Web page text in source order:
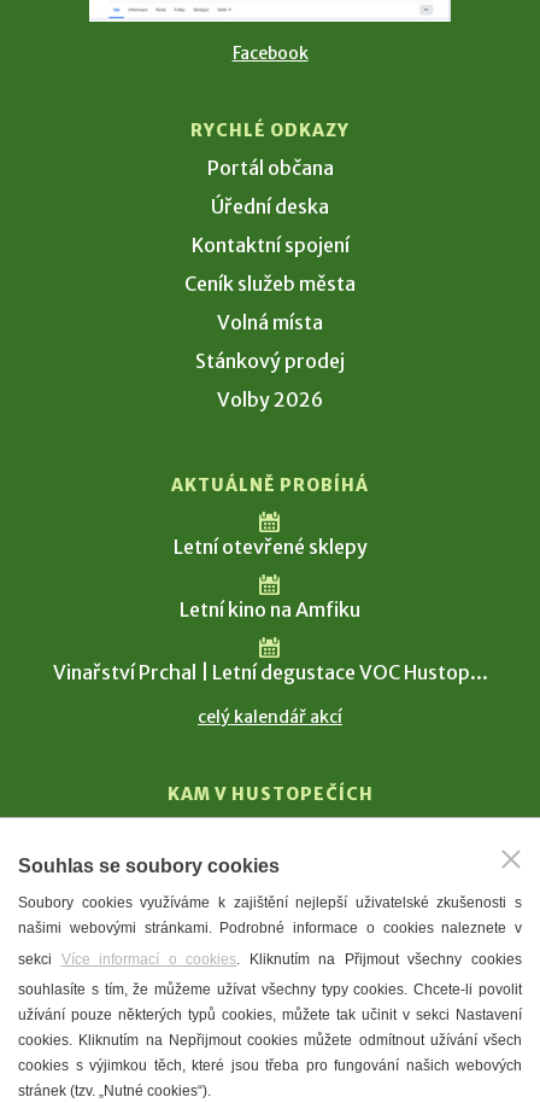
Facebook
RYCHLÉ ODKAZY
Portál občana
Úřední deska
Kontaktní spojení
Ceník služeb města
Volná místa
Stánkový prodej
Volby 2026
AKTUÁLNĚ PROBÍHÁ
Letní otevřené sklepy
Letní kino na Amfiku
Vinařství Prchal | Letní degustace VOC Hustop...
celý kalendář akcí
KAM V HUSTOPEČÍCH
T. G. Masaryk
Mandloně
Ubytování
Restaurace
Městské muzeum a galerie
Denní meníčka
Souhlas se soubory cookies
Soubory cookies využíváme k zajištění nejlepší uživatelské zkušenosti s
našimi webovými stránkami. Podrobné informace o cookies naleznete v
sekci Více informací o cookies. Kliknutím na Přijmout všechny cookies
souhlasíte s tím, že můžeme užívat všechny typy cookies. Chcete-li povolit
užívání pouze některých typů cookies, můžete tak učinit v sekci Nastavení
cookies. Kliknutím na Nepřijmout cookies můžete odmítnout užívání všech
cookies s výjimkou těch, které jsou třeba pro fungování našich webových
stránek (tzv. „Nutné cookies“).